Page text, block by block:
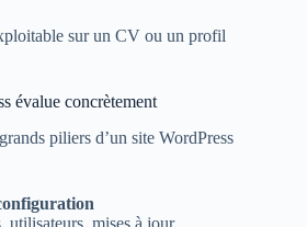
sur un CV ou un profil
évalue concrètement
piliers d’un site WordPress
utilisateurs, mises à jour,